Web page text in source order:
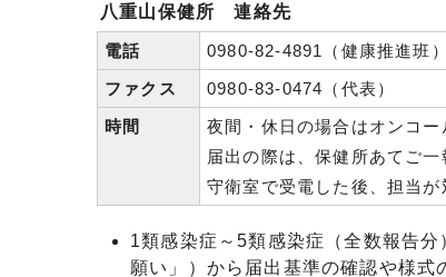
八重山保健所 連絡先
電話
0980-82-4891（健康推進班）
ファクス
0980-83-0474（代表）
時間
夜間・休日の場合はオンコー
届出の際は、保健所あてご一
守衛室で受電した後、担当が
1類感染症～5類感染症（全数報告
願い」）から届出基準の確認や様式